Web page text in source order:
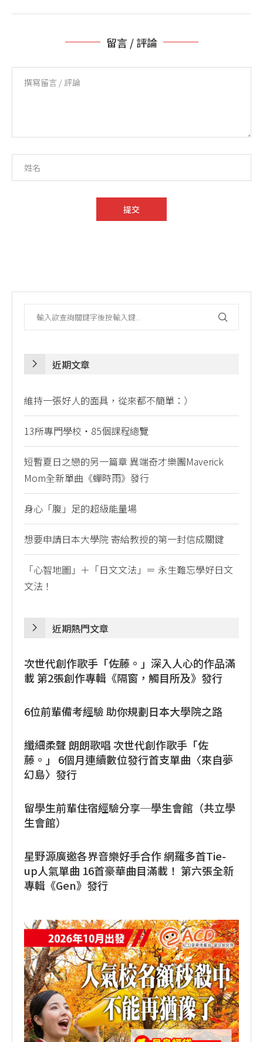
留言 / 評論
近期文章
維持一張好人的面具，從來都不簡單：）
13所專門學校・85個課程總覽
短暫夏日之戀的另一篇章 異端奇才樂團Maverick
Mom全新單曲《蟬時雨》發行
身心「腹」足的超級能量場
想要申請日本大學院 寄給教授的第一封信成關鍵
「心智地圖」＋「日文文法」＝ 永生難忘學好日文
文法！
近期熱門文章
次世代創作歌手「佐藤。」深入人心的作品滿
載 第2張創作專輯《隔窗，觸目所及》發行
6位前輩備考經驗 助你規劃日本大學院之路
纖細柔聲 朗朗歌唱 次世代創作歌手「佐
藤。」 6個月連續數位發行首支單曲〈來自夢
幻島〉發行
留學生前輩住宿經驗分享─學生會館（共立學
生會館）
星野源廣邀各界音樂好手合作 網羅多首Tie-
up人氣單曲 16首豪華曲目滿載！ 第六張全新
專輯《Gen》發行